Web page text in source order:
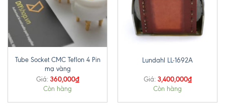
Tube Socket CMC Teflon 4 Pin
mạ vàng
Giá: 360,000₫
Còn hàng
Lundahl LL-1692A
Giá: 3,400,000₫
Còn hàng